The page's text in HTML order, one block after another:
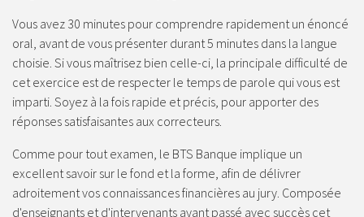
Vous avez 30 minutes pour comprendre rapidement un énoncé
oral, avant de vous présenter durant 5 minutes dans la langue
choisie. Si vous maîtrisez bien celle-ci, la principale difficulté de
cet exercice est de respecter le temps de parole qui vous est
imparti. Soyez à la fois rapide et précis, pour apporter des
réponses satisfaisantes aux correcteurs.
Comme pour tout examen, le BTS Banque implique un
excellent savoir sur le fond et la forme, afin de délivrer
adroitement vos connaissances financières au jury. Composée
d'enseignants et d'intervenants ayant passé avec succès cet